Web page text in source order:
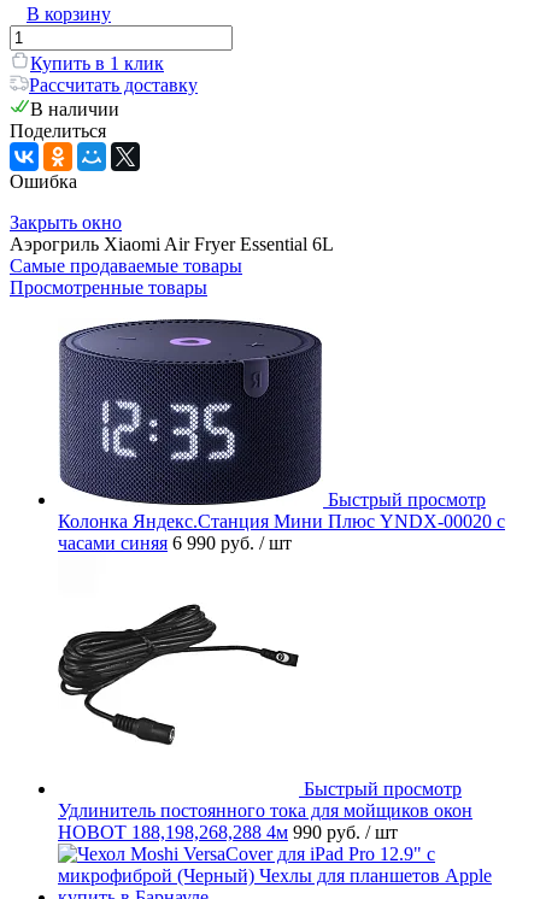
В корзину
Купить в 1 клик
Рассчитать доставку
В наличии
Поделиться
Ошибка
Закрыть окно
Аэрогриль Xiaomi Air Fryer Essential 6L
Самые продаваемые товары
Просмотренные товары
Быстрый просмотр
Колонка Яндекс.Станция Мини Плюс YNDX-00020 с
часами синяя 6 990 руб. / шт
Быстрый просмотр
Удлинитель постоянного тока для мойщиков окон
HOBOT 188,198,268,288 4м 990 руб. / шт